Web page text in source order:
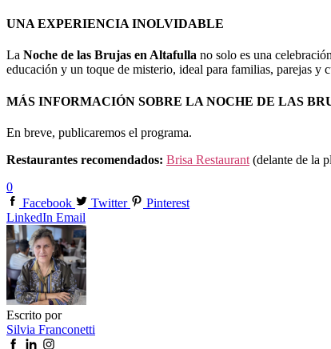
UNA EXPERIENCIA INOLVIDABLE
La Noche de las Brujas en Altafulla no solo es una
educación y un toque de misterio, ideal para familias, parejas y
MÁS INFORMACIÓN SOBRE LA NOCHE DE LAS
En breve, publicaremos el programa.
Restaurantes recomendados: Brisa Restaurant (delante de la
0
Facebook
Twitter
Pinterest
LinkedIn Email
Escrito por
Silvia Franconetti